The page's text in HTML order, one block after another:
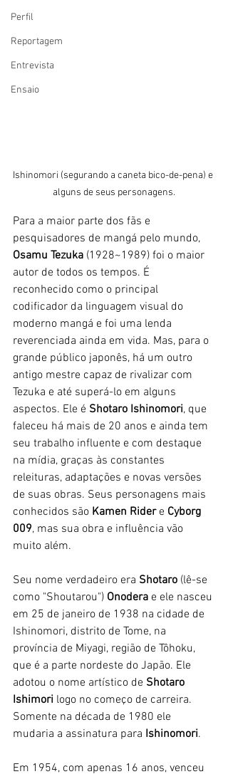
Perfil
Reportagem
Entrevista
Ensaio
Ishinomori (segurando a caneta bico-de-pena) e
alguns de seus personagens.
Para a maior parte dos fãs e
pesquisadores de mangá pelo mundo,
Osamu Tezuka (1928~1989) foi o maior
autor de todos os tempos. É
reconhecido como o principal
codificador da linguagem visual do
moderno mangá e foi uma lenda
reverenciada ainda em vida. Mas, para o
grande público japonês, há um outro
antigo mestre capaz de rivalizar com
Tezuka e até superá-lo em alguns
aspectos. Ele é Shotaro Ishinomori, que
faleceu há mais de 20 anos e ainda tem
seu trabalho influente e com destaque
na mídia, graças às constantes
releituras, adaptações e novas versões
de suas obras. Seus personagens mais
conhecidos são Kamen Rider e Cyborg
009, mas sua obra e influência vão
muito além.
Seu nome verdadeiro era Shotaro (lê-se
como "Shoutarou") Onodera e ele nasceu
em 25 de janeiro de 1938 na cidade de
Ishinomori, distrito de Tome, na
província de Miyagi, região de Tôhoku,
que é a parte nordeste do Japão. Ele
adotou o nome artístico de Shotaro
Ishimori logo no começo de carreira.
Somente na década de 1980 ele
mudaria a assinatura para Ishinomori.
Em 1954, com apenas 16 anos, venceu